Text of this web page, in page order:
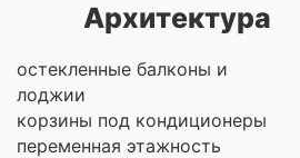
Архитектура
остекленные балконы и
лоджии
корзины под кондиционеры
переменная этажность